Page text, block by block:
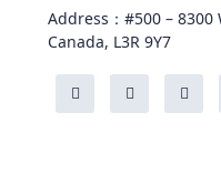
Address：#500 –
Canada, L3R 9Y7